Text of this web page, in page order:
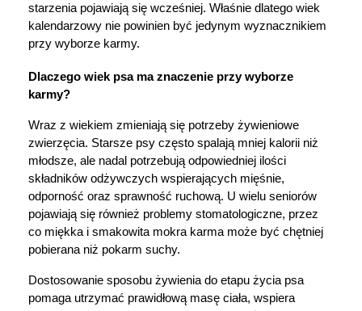
starzenia pojawiają się wcześniej. Właśnie dlatego wiek
kalendarzowy nie powinien być jedynym wyznacznikiem
przy wyborze karmy.
Dlaczego wiek psa ma znaczenie przy wyborze
karmy?
Wraz z wiekiem zmieniają się potrzeby żywieniowe
zwierzęcia. Starsze psy często spalają mniej kalorii niż
młodsze, ale nadal potrzebują odpowiedniej ilości
składników odżywczych wspierających mięśnie,
odporność oraz sprawność ruchową. U wielu seniorów
pojawiają się również problemy stomatologiczne, przez
co miękka i smakowita mokra karma może być chętniej
pobierana niż pokarm suchy.
Dostosowanie sposobu żywienia do etapu życia psa
pomaga utrzymać prawidłową masę ciała, wspiera